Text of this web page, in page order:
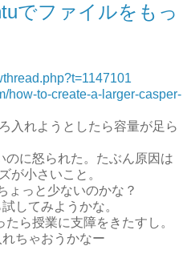
でファイルをもっ
how-to-create-a-larger-casper-
入れようとしたら容量が足ら
に怒られた。たぶん原因は
が小さいこと。
ょっと少ないのかな？
してみようかな。
ら授業に支障をきたすし。
ちゃおうかなー